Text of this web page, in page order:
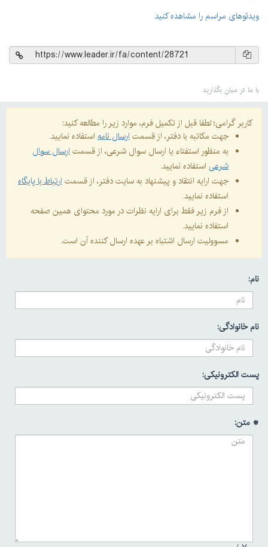
ویدئوهای مراسم را مشاهده کنید
با ما در میان بگذارید
کاربر گرامی؛ لطفا قبل از تکمیل فرم، موارد زیر را مطالعه کنید:
جهت مکاتبه با دفتر، از قسمتارسال نامه استفاده نمایید.
به منظور استفتاء یا ارسال سوال شرعی، از قسمتارسال سوال
شرعی استفاده نمایید.
جهت ارایه انتقاد و پیشنهاد به سایت دفتر، از قسمتارتباط با پایگاه
استفاده نمایید.
از فرم زیر فقط برای ارایه نظرات در مورد محتوای همین صفحه
استفاده نمایید.
مسوولیت ارسال اشتباه بر عهده ارسال کننده آن است.
نام:
نام خانوادگی:
پست الکترونیکی:
* متن: